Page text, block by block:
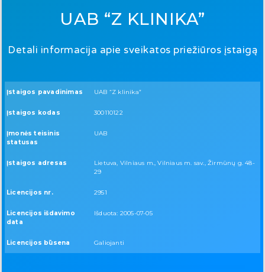
UAB “Z KLINIKA”
Detali informacija apie sveikatos priežiūros įstaigą
Įstaigos pavadinimas UAB “Z klinika”
Įstaigos kodas 300110122
Įmonės teisinis
statusas
UAB
Įstaigos adresas
Lietuva, Vilniaus m., Vilniaus m. sav., Žirmūnų g. 48-
29
Licencijos nr. 2951
Licencijos išdavimo
data
Išduota: 2005-07-05
Licencijos būsena Galiojanti